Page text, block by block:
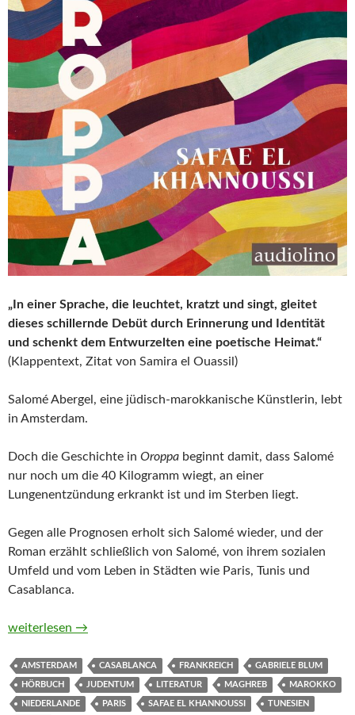
„In einer Sprache, die leuchtet, kratzt und singt, gleitet
dieses schillernde Debüt durch Erinnerung und Identität
und schenkt dem Entwurzelten eine poetische Heimat.“
(Klappentext, Zitat von Samira el Ouassil)
Salomé Abergel, eine jüdisch-marokkanische Künstlerin, lebt
in Amsterdam.
Doch die Geschichte in Oroppa beginnt damit, dass Salomé
nur noch um die 40 Kilogramm wiegt, an einer
Lungenentzündung erkrankt ist und im Sterben liegt.
Gegen alle Prognosen erholt sich Salomé wieder, und der
Roman erzählt schließlich von Salomé, von ihrem sozialen
Umfeld und vom Leben in Städten wie Paris, Tunis und
Casablanca.
Oroppa von Safae el Khannoussi (Hörbuch)
weiterlesen →
AMSTERDAM CASABLANCA FRANKREICH GABRIELE BLUM
HÖRBUCH JUDENTUM LITERATUR MAGHREB MAROKKO
NIEDERLANDE PARIS SAFAE EL KHANNOUSSI TUNESIEN